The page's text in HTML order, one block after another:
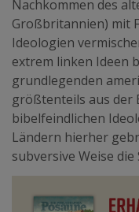
Nachkommen des
Großbritannien) mit
Ideologien
extrem linken Ideen
grundlegenden
größtenteils aus der
bibelfeindlichen
Ländern hierher
subversive Weise